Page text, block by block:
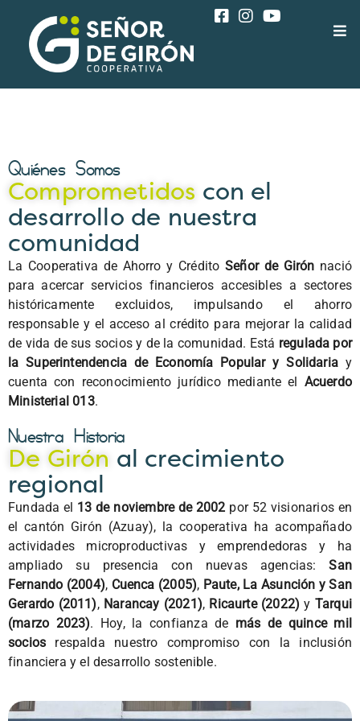
Quiénes Somos
Comprometidos con el
desarrollo de nuestra
comunidad
La Cooperativa de Ahorro y CréditoSeñor de Girón nació
para acercar servicios financieros accesibles a sectores
históricamente excluidos, impulsando el ahorro
responsable y el acceso al crédito para mejorar la calidad
de vida de sus socios y de la comunidad. Está regulada por
la Superintendencia de Economía Popular y Solidariay
cuenta con reconocimiento jurídico mediante el Acuerdo
Ministerial 013.
Nuestra Historia
De Girón al crecimiento
regional
Fundada el 13 de noviembre de 2002 por 52 visionarios en
el cantón Girón (Azuay), la cooperativa ha acompañado
actividades microproductivas y emprendedoras y ha
ampliado su presencia con nuevas agencias:San
Fernando (2004), Cuenca (2005), Paute, La Asunción y San
Gerardo (2011), Narancay (2021), Ricaurte (2022) y Tarqui
(marzo 2023). Hoy, la confianza de más de quince mil
socios respalda nuestro compromiso con la inclusión
financiera y el desarrollo sostenible.